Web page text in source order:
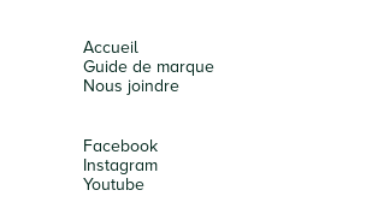
Accueil
Guide de marque
Nous joindre
Facebook
Instagram
Youtube